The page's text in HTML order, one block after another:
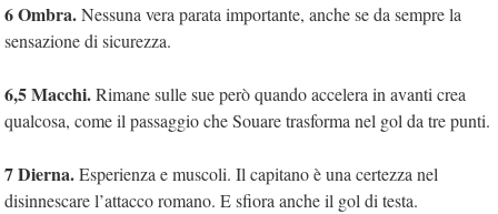
6 Ombra.Nessuna vera parata importante, anche se da sempre la
sensazione di sicurezza.
6,5 Macchi.Rimane sulle sue però quando accelera in avanti crea
qualcosa, come il passaggio che Souare trasforma nel gol da tre punti.
7 Dierna.Esperienza e muscoli. Il capitano è una certezza nel
disinnescare l’attacco romano. E sfiora anche il gol di testa.